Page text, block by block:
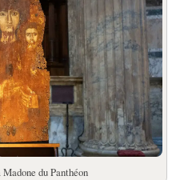
du Panthéon